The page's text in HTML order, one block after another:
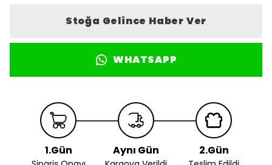
Stoğa Gelince Haber Ver
WHATSAPP
1.Gün Aynı Gün 2.Gün